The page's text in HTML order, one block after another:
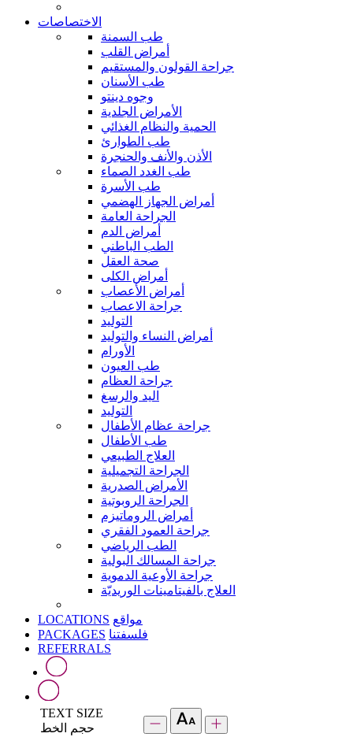
الاختصاصات
طب السمنة
أمراض القلب
جراحة القولون والمستقيم
طب الأسنان
وجوه دينتو
الأمراض الجلدية
الحمية والنظام الغذائي
طب الطوارئ
الأذن والأنف والحنجرة
طب الغدد الصماء
طب الأسرة
أمراض الجهاز الهضمي
الجراحة العامة
أمراض الدم
الطب الباطني
صحة العقل
أمراض الكلى
أمراض الأعصاب
جراحة الاعصاب
التوليد
أمراض النساء والتوليد
الأورام
طب العيون
جراحة العظام
اليد والرسغ
التوليد
جراحة عظام الأطفال
طب الأطفال
العلاج الطبيعي
الجراحة التجميلية
الأمراض الصدرية
الجراحة الروبوتية
أمراض الروماتيزم
جراحة العمود الفقري
الطب الرياضي
جراحة المسالك البولية
جراحة الأوعية الدموية
العلاج بالفيتامينات الوريديّة
LOCATIONS مواقع
PACKAGES فلسفتنا
REFERRALS
TEXT SIZE
حجم الخط